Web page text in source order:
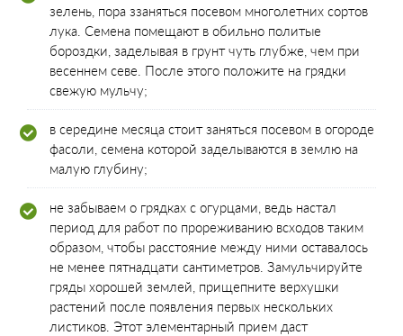
зелень, пора ззаняться посевом многолетних сортов
лука. Семена помещают в обильно политые
бороздки, заделывая в грунт чуть глубже, чем при
весеннем севе. После этого положите на грядки
свежую мульчу;
в середине месяца стоит заняться посевом в огороде
фасоли, семена которой заделываются в землю на
малую глубину;
не забываем о грядках с огурцами, ведь настал
период для работ по прореживанию всходов таким
образом, чтобы расстояние между ними оставалось
не менее пятнадцати сантиметров. Замульчируйте
гряды хорошей землей, прищепните верхушки
растений после появления первых нескольких
листиков. Этот элементарный прием даст